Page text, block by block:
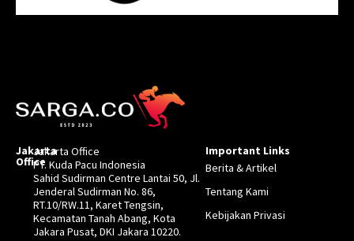
Jakarta
Office
Jakarta Office
PT. Kuda Pacu Indonesia
Sahid Sudirman Centre Lantai 50, Jl.
Jenderal Sudirman No. 86,
RT.10/RW.11, Karet Tengsin,
Kecamatan Tanah Abang, Kota
Jakara Pusat, DKI Jakara 10220.
Important Links
Berita & Artikel
Tentang Kami
Kebijakan Privasi